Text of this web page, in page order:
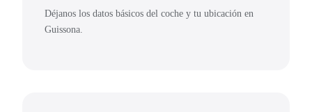
Déjanos los datos básicos del coche y tu ubicación en
Guissona.